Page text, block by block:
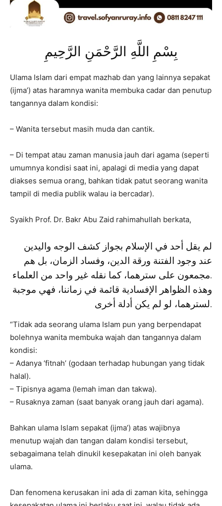
بِسْمِ اللَّهِ الرَّحْمَنِ الرَّحِيمِ
Ulama Islam dari empat mazhab dan yang lainnya sepakat
(ijma’) atas haramnya wanita membuka cadar dan penutup
tangannya dalam kondisi:
– Wanita tersebut masih muda dan cantik.
– Di tempat atau zaman manusia jauh dari agama (seperti
umumnya kondisi saat ini, apalagi di media yang dapat
diakses semua orang, bahkan tidak patut seorang wanita
tampil di media publik walau ia bercadar).
Syaikh Prof. Dr. Bakr Abu Zaid rahimahullah berkata,
لم يقل أحد في الإسلام بجواز كشف الوجه واليدين
عند وجود الفتنة ورقة الدين، وفساد الزمان، بل هم
مجمعون على سترهما، كما نقله غير واحد من العلماء.
وهذه الظواهر الإفسادية قائمة في زماننا، فهي موجبة
لسترهما، لو لم يكن أدلة أخرى.
“Tidak ada seorang ulama Islam pun yang berpendapat
bolehnya wanita membuka wajah dan tangannya dalam
kondisi:
– Adanya ‘fitnah’ (godaan terhadap hubungan yang tidak
halal).
– Tipisnya agama (lemah iman dan takwa).
– Rusaknya zaman (saat banyak orang jauh dari agama).
Bahkan ulama Islam sepakat (ijma’) atas wajibnya
menutup wajah dan tangan dalam kondisi tersebut,
sebagaimana telah dinukil kesepakatan ini oleh banyak
ulama.
Dan fenomena kerusakan ini ada di zaman kita, sehingga